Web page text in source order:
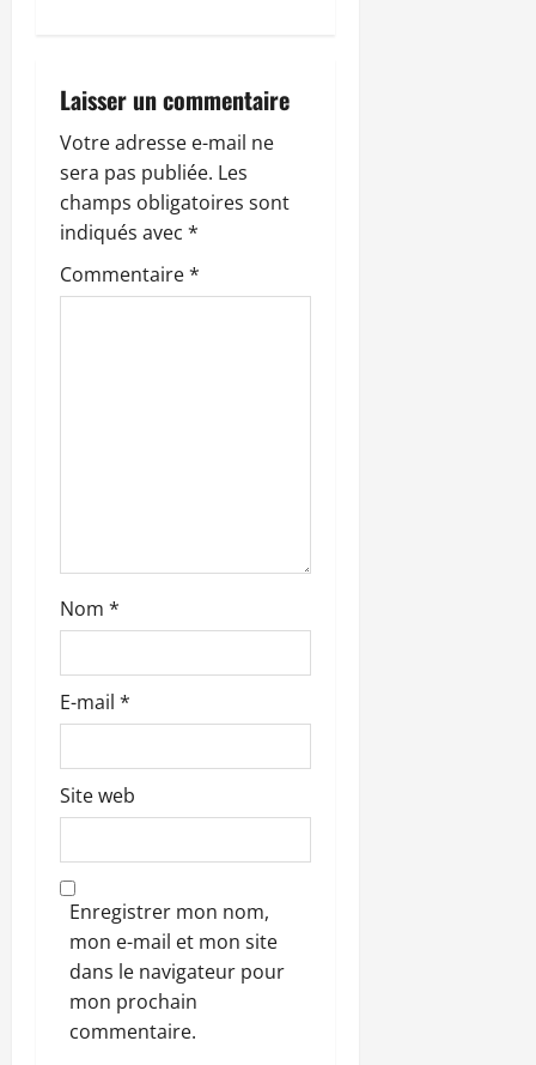
o
n
d
’
l
e
Laisser un commentaire
Votre adresse e-mail ne
sera pas publiée. Les
champs obligatoires sont
indiqués avec *
Commentaire*
Nom *
E-mail *
Site web
Enregistrer mon nom,
mon e-mail et mon site
dans le navigateur pour
mon prochain
commentaire.